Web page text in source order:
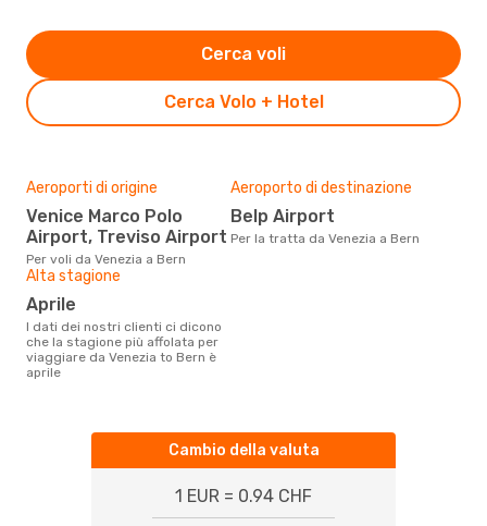
Cerca Volo + Hotel
Cerca voli
Aeroporti di origine
Venice Marco Polo
Airport, Treviso Airport
Per voli da Venezia a Bern
Aeroporto di destinazione
Belp Airport
Per la tratta da Venezia a Bern
Alta stagione
aprile
I dati dei nostri clienti ci dicono
che la stagione più affolata per
viaggiare da Venezia to Bern è
aprile
Cambio della valuta
1 EUR = 0.94 CHF